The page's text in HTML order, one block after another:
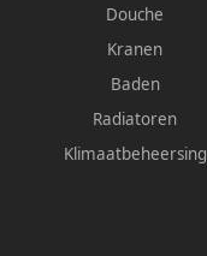
Douche
Kranen
Baden
Radiatoren
Klimaatbeheersing